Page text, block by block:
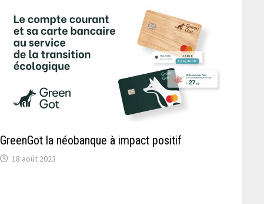
GreenGot la néobanque à impact positif
18 août 2023